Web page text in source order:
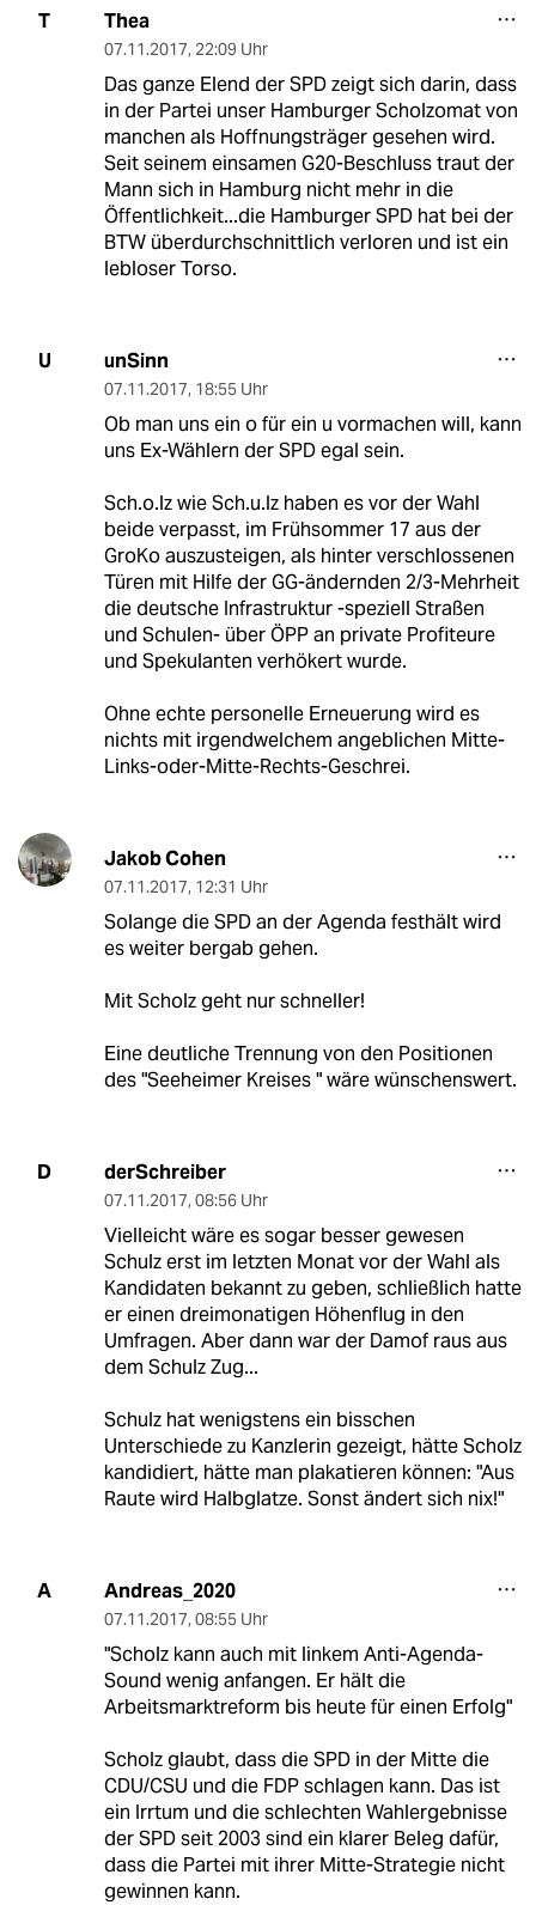
T Thea
07.11.2017, 22:09 Uhr
Das ganze Elend der SPD zeigt sich darin, dass
in der Partei unser Hamburger Scholzomat von
manchen als Hoffnungsträger gesehen wird.
Seit seinem einsamen G20-Beschluss traut der
Mann sich in Hamburg nicht mehr in die
Öffentlichkeit...die Hamburger SPD hat bei der
BTW überdurchschnittlich verloren und ist ein
lebloser Torso.
U unSinn
07.11.2017, 18:55 Uhr
Ob man uns ein o für ein u vormachen will, kann
uns Ex-Wählern der SPD egal sein.
Sch.o.lz wie Sch.u.lz haben es vor der Wahl
beide verpasst, im Frühsommer 17 aus der
GroKo auszusteigen, als hinter verschlossenen
Türen mit Hilfe der GG-ändernden 2/3-Mehrheit
die deutsche Infrastruktur -speziell Straßen
und Schulen- über ÖPP an private Profiteure
und Spekulanten verhökert wurde.
Ohne echte personelle Erneuerung wird es
nichts mit irgendwelchem angeblichen Mitte-
Links-oder-Mitte-Rechts-Geschrei.
Jakob Cohen
07.11.2017, 12:31 Uhr
Solange die SPD an der Agenda festhält wird
es weiter bergab gehen.
Mit Scholz geht nur schneller!
Eine deutliche Trennung von den Positionen
des "Seeheimer Kreises " wäre wünschenswert.
D derSchreiber
07.11.2017, 08:56 Uhr
Vielleicht wäre es sogar besser gewesen
Schulz erst im letzten Monat vor der Wahl als
Kandidaten bekannt zu geben, schließlich hatte
er einen dreimonatigen Höhenflug in den
Umfragen. Aber dann war der Damof raus aus
dem Schulz Zug...
Schulz hat wenigstens ein bisschen
Unterschiede zu Kanzlerin gezeigt, hätte Scholz
kandidiert, hätte man plakatieren können: "Aus
Raute wird Halbglatze. Sonst ändert sich nix!"
A Andreas_2020
07.11.2017, 08:55 Uhr
"Scholz kann auch mit linkem Anti-Agenda-
Sound wenig anfangen. Er hält die
Arbeitsmarktreform bis heute für einen Erfolg"
Scholz glaubt, dass die SPD in der Mitte die
CDU/CSU und die FDP schlagen kann. Das ist
ein Irrtum und die schlechten Wahlergebnisse
der SPD seit 2003 sind ein klarer Beleg dafür,
dass die Partei mit ihrer Mitte-Strategie nicht
gewinnen kann.